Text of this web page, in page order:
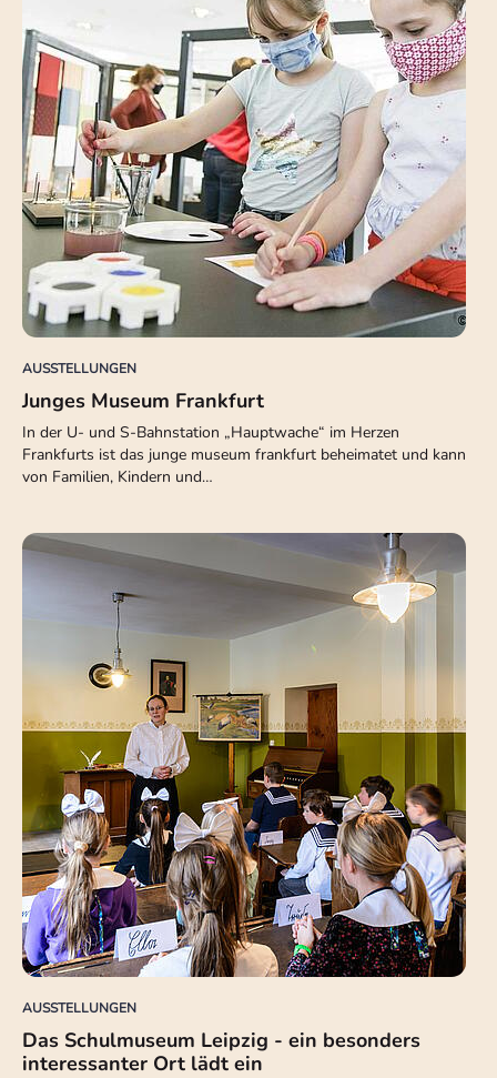
AUSSTELLUNGEN
Junges Museum Frankfurt
In der U- und S-Bahnstation „Hauptwache“ im Herzen
Frankfurts ist das junge museum frankfurt beheimatet und kann
von Familien, Kindern und…
AUSSTELLUNGEN
Das Schulmuseum Leipzig - ein besonders
interessanter Ort lädt ein